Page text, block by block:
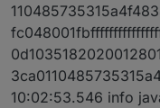
10:02:53.546 info